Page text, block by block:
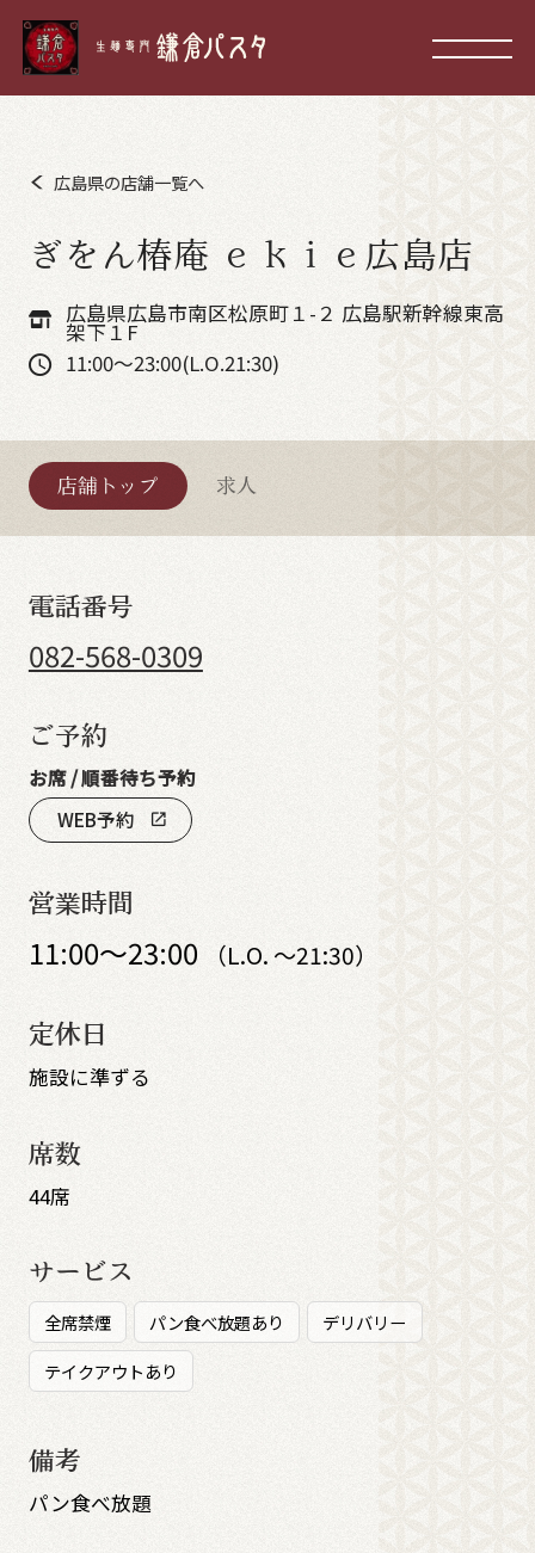
広島県の店舗一覧へ
ぎをん椿庵 ｅｋｉｅ広島店
広島県広島市南区松原町１-２ 広島駅新幹線東高
架下１F
11:00～23:00(L.O.21:30)
店舗トップ 求人
電話番号
082-568-0309
ご予約
お席 / 順番待ち予約
WEB予約
open_in_new
営業時間
11:00～23:00 （L.O. ～21:30）
定休日
施設に準ずる
席数
44席
サービス
全席禁煙 パン食べ放題あり
デリバリー
テイクアウトあり
備考
パン食べ放題